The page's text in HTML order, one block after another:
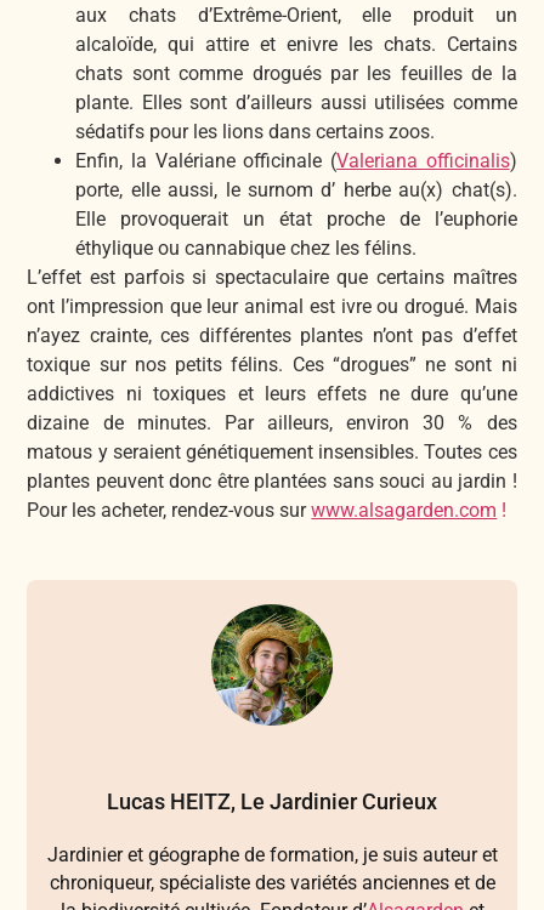
aux chats d’Extrême-Orient, elle produit un
alcaloïde, qui attire et enivre les chats. Certains
chats sont comme drogués par les feuilles de la
plante. Elles sont d’ailleurs aussi utilisées comme
sédatifs pour les lions dans certains zoos.
Enfin, la Valériane officinale (Valeriana officinalis)
porte, elle aussi, le surnom d’ herbe au(x) chat(s).
Elle provoquerait un état proche de l’euphorie
éthylique ou cannabique chez les félins.
L’effet est parfois si spectaculaire que certains maîtres
ont l’impression que leur animal est ivre ou drogué. Mais
n’ayez crainte, ces différentes plantes n’ont pas d’effet
toxique sur nos petits félins. Ces “drogues” ne sont ni
addictives ni toxiques et leurs effets ne dure qu’une
dizaine de minutes. Par ailleurs, environ 30 % des
matous y seraient génétiquement insensibles. Toutes ces
plantes peuvent donc être plantées sans souci au jardin !
Pour les acheter, rendez-vous surwww.alsagarden.com !
Lucas HEITZ, Le Jardinier Curieux
Jardinier et géographe de formation, je suis auteur et
chroniqueur, spécialiste des variétés anciennes et de